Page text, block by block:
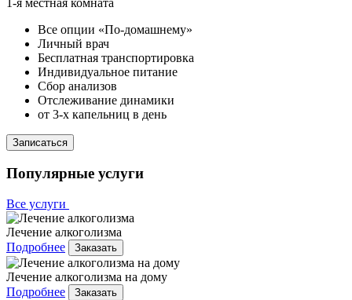
Все опции «По-домашнему»
Личный врач
Бесплатная транспортировка
Индивидуальное питание
Сбор анализов
Отслеживание динамики
от 3-х капельниц в день
Записаться
Популярные услуги
Все услуги
Лечение алкоголизма
Подробнее
Заказать
Лечение алкоголизма на дому
Подробнее
Заказать